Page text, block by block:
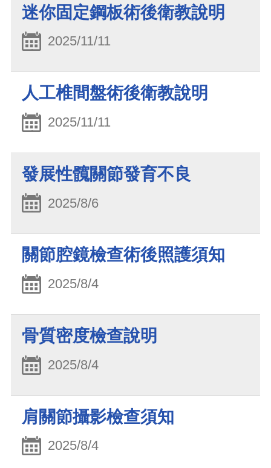
迷你固定鋼板術後衛教說明
2025/11/11
人工椎間盤術後衛教說明
2025/11/11
發展性髖關節發育不良
2025/8/6
關節腔鏡檢查術後照護須知
2025/8/4
骨質密度檢查說明
2025/8/4
肩關節攝影檢查須知
2025/8/4